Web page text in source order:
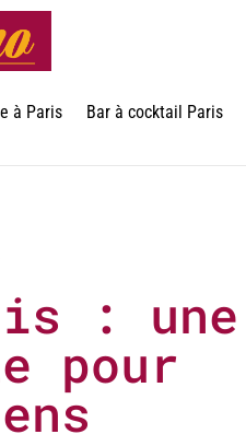
à Paris Bar à cocktail Paris
: une
pour